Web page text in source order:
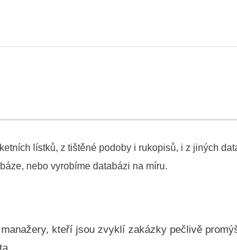
lístků, z tištěné podoby i rukopisů, i z jiných
nebo vyrobíme databázi na míru.
kteří jsou zvyklí zakázky pečlivě